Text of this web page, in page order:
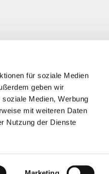
für soziale Medien
geben wir
Medien, Werbung
mit weiteren Daten
Nutzung der Dienste